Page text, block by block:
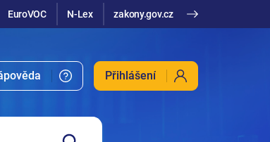
EuroVOC N-Lex zakony.gov.cz
Přihlášení